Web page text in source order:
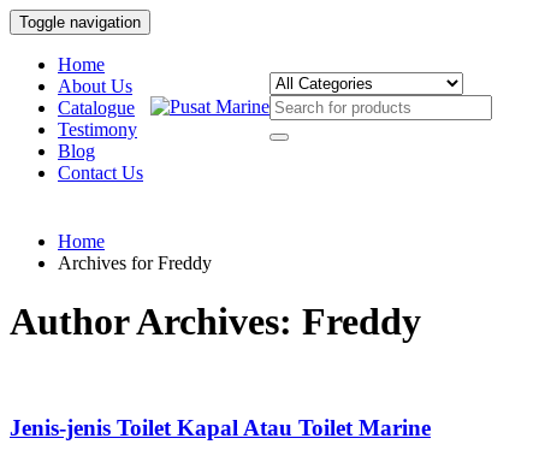
Toggle navigation
Home
About Us
Catalogue
Testimony
Blog
Contact Us
Home
Archives for Freddy
Author Archives: Freddy
Jenis-jenis Toilet Kapal Atau Toilet Marine